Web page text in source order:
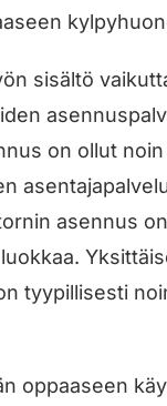
sisältö
on ollut noin
asennus
luokkaa.
tyypillisesti
oppaaseen